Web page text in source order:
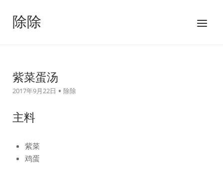
除除
菜
紫菜蛋汤
2017年9月22日 除除
主料
紫菜
鸡蛋